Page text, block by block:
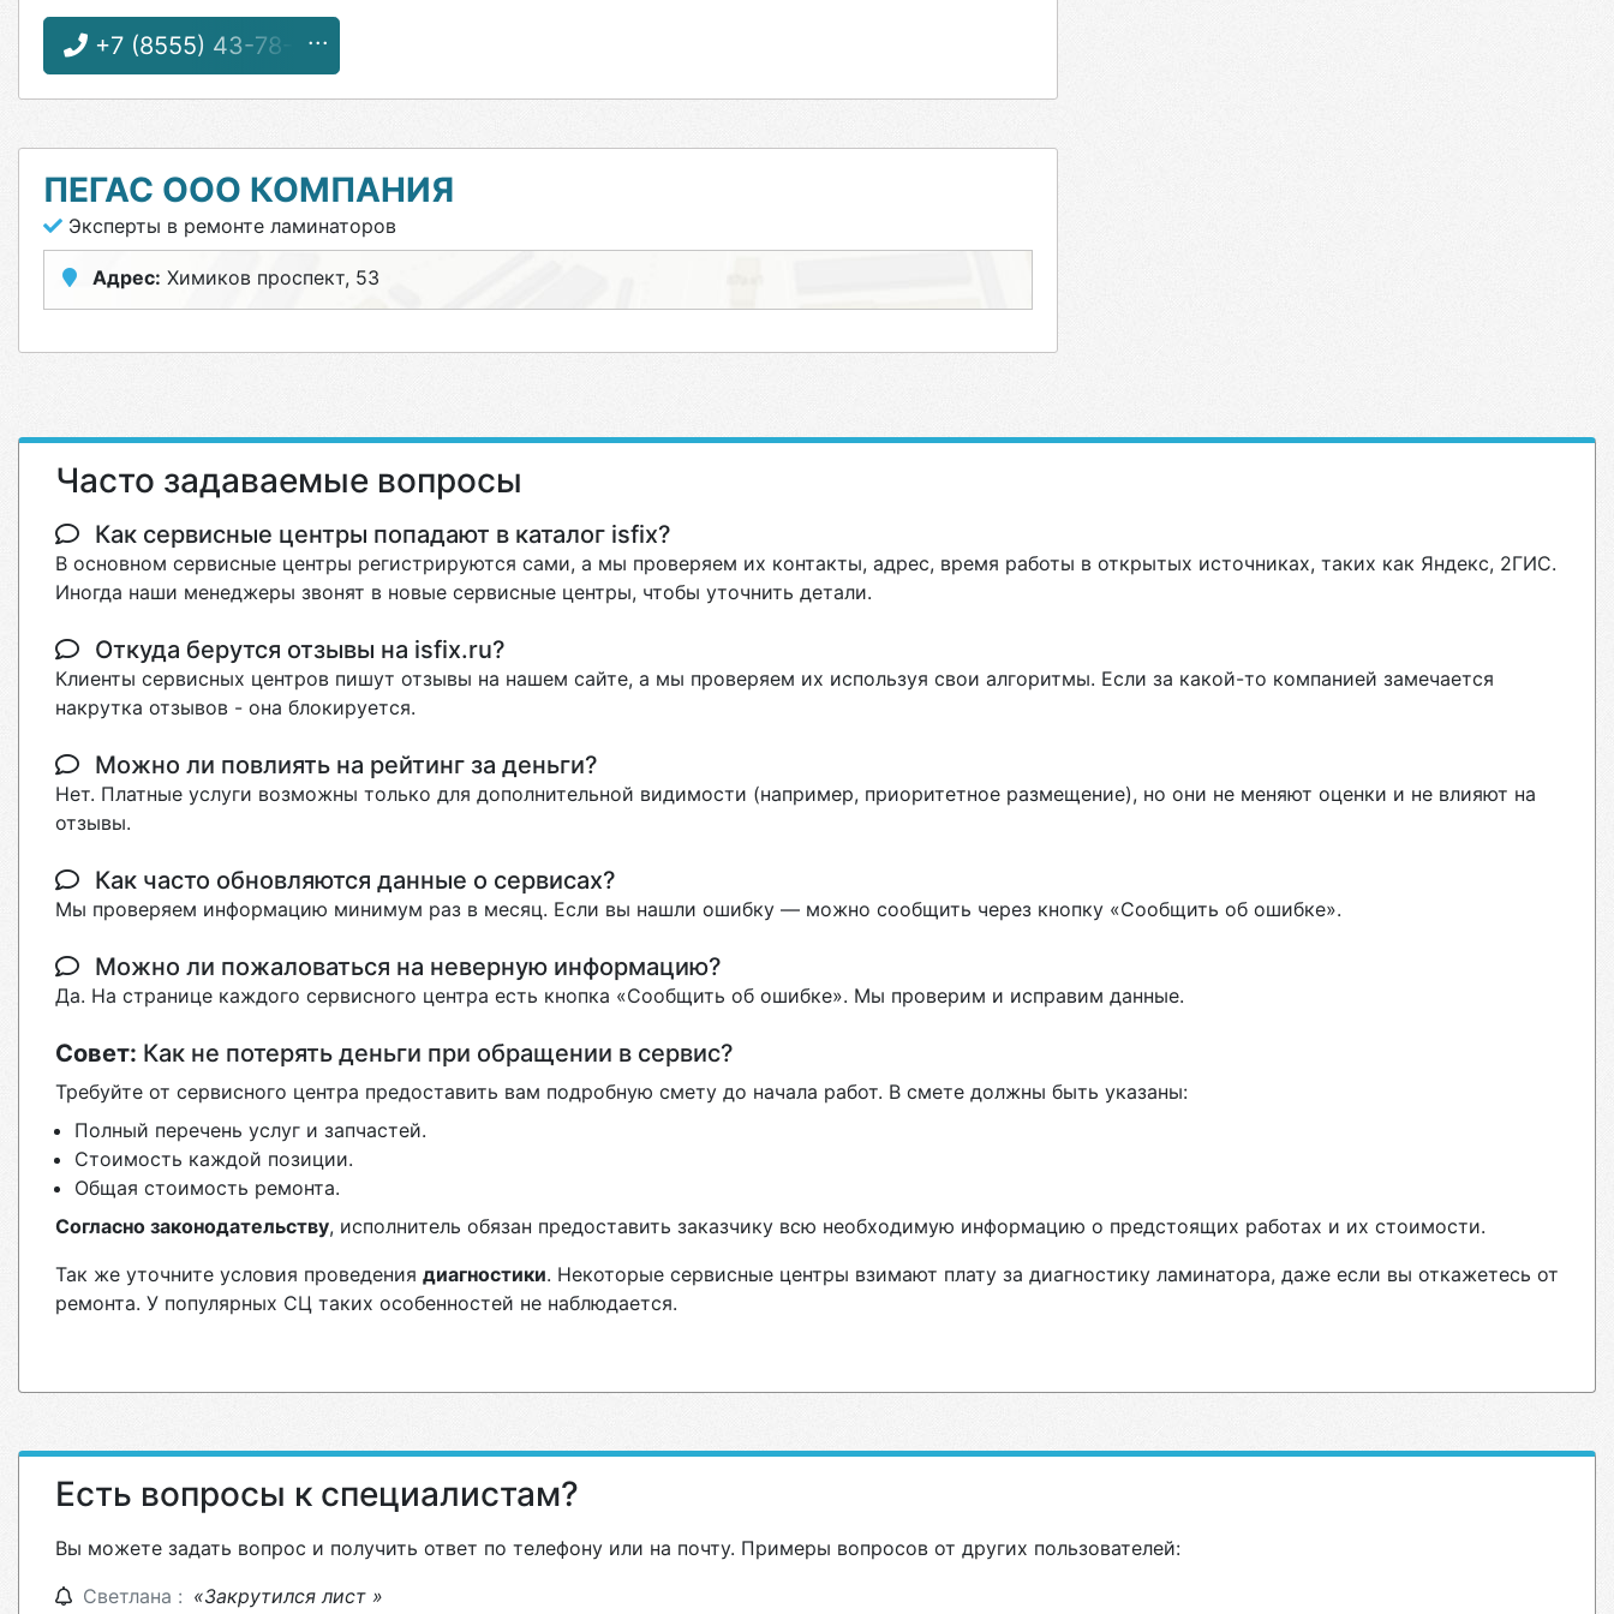
+7 (8555) 43-78-27
ПЕГАС ООО КОМПАНИЯ
Эксперты в ремонте ламинаторов
Адрес: Химиков проспект, 53
Часто задаваемые вопросы
Как сервисные центры попадают в каталог isfix?
В основном сервисные центры регистрируются сами, а мы проверяем их контакты, адрес, время работы в открытых источниках, таких как Яндекс, 2ГИС.
Иногда наши менеджеры звонят в новые сервисные центры, чтобы уточнить детали.
Откуда берутся отзывы на isfix.ru?
Клиенты сервисных центров пишут отзывы на нашем сайте, а мы проверяем их используя свои алгоритмы. Если за какой-то компанией замечается
накрутка отзывов - она блокируется.
Можно ли повлиять на рейтинг за деньги?
Нет. Платные услуги возможны только для дополнительной видимости (например, приоритетное размещение), но они не меняют оценки и не влияют на
отзывы.
Как часто обновляются данные о сервисах?
Мы проверяем информацию минимум раз в месяц. Если вы нашли ошибку — можно сообщить через кнопку «Сообщить об ошибке».
Можно ли пожаловаться на неверную информацию?
Да. На странице каждого сервисного центра есть кнопка «Сообщить об ошибке». Мы проверим и исправим данные.
Совет: Как не потерять деньги при обращении в сервис?
Требуйте от сервисного центра предоставить вам подробную смету до начала работ. В смете должны быть указаны:
Полный перечень услуг и запчастей.
Стоимость каждой позиции.
Общая стоимость ремонта.
Согласно законодательству, исполнитель обязан предоставить заказчику всю необходимую информацию о предстоящих работах и их стоимости.
Так же уточните условия проведения диагностики. Некоторые сервисные центры взимают плату за диагностику ламинатора, даже если вы откажетесь от
ремонта. У популярных СЦ таких особенностей не наблюдается.
Есть вопросы к специалистам?
Вы можете задать вопрос и получить ответ по телефону или на почту. Примеры вопросов от других пользователей:
Светлана : «Закрутился лист »